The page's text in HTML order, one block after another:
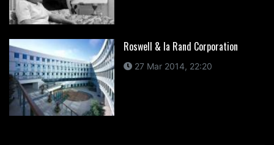
Roswell & la Rand Corporation
27 Mar 2014, 22:20